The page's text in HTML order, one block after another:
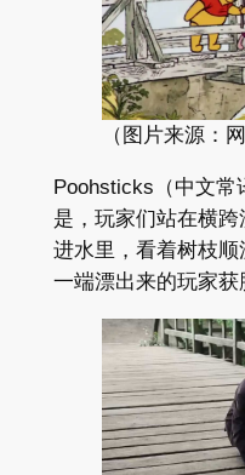
（图片来源：网
Poohsticks（中文常
是，玩家们站在横
进水里，看着树枝
一端漂出来的玩家获